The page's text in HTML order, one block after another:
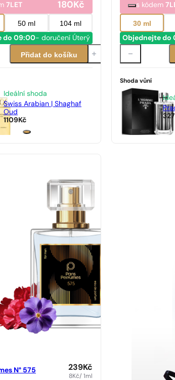
7LET 180Kč
50 ml 104 ml
do 09:00- doručení Úterý
Přidat do košíku
Ideální shoda
Swiss Arabian | Shaghaf
Oud
1109Kč
s kódem
30 ml
Objednejte do
Shoda vůní
N° 575 239Kč
8Kč/ 1ml